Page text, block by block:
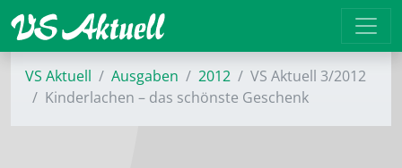
VS Aktuell Ausgaben 2012
VS Aktuell 3/2012
Kinderlachen – das schönste Geschenk